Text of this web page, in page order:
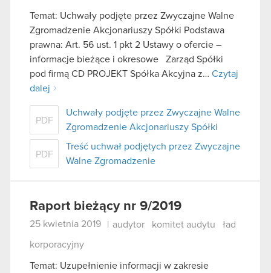
Temat: Uchwały podjęte przez Zwyczajne Walne
Zgromadzenie Akcjonariuszy Spółki Podstawa
prawna: Art. 56 ust. 1 pkt 2 Ustawy o ofercie –
informacje bieżące i okresowe Zarząd Spółki
pod firmą CD PROJEKT Spółka Akcyjna z… Czytaj
dalej
PDF
Uchwały podjęte przez Zwyczajne Walne
Zgromadzenie Akcjonariuszy Spółki
PDF
Treść uchwał podjętych przez Zwyczajne
Walne Zgromadzenie
Raport bieżący nr 9/2019
25 kwietnia 2019 audytor komitet audytu ład
korporacyjny
Temat: Uzupełnienie informacji w zakresie